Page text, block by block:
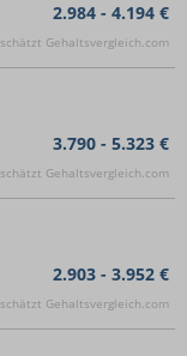
2.984 - 4.194 €
schätzt Gehaltsvergleich.com
3.790 - 5.323 €
schätzt Gehaltsvergleich.com
2.903 - 3.952 €
schätzt Gehaltsvergleich.com